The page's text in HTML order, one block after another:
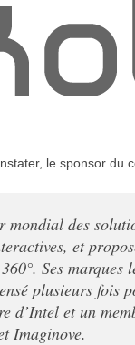
le sponsor du
des
et
Ses marques
plusieurs fois
d’Intel et un
Imaginove.